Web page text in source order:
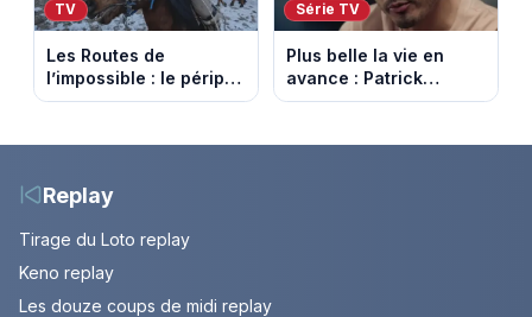
TV
Les Routes de
l’impossible : le périple
glacial d’une famille
Série TV
Plus belle la vie en
avance : Patrick
Nebout est-il mort ?
2026 (spoiler)
Replay
Tirage du Loto replay
Keno replay
Les douze coups de midi replay